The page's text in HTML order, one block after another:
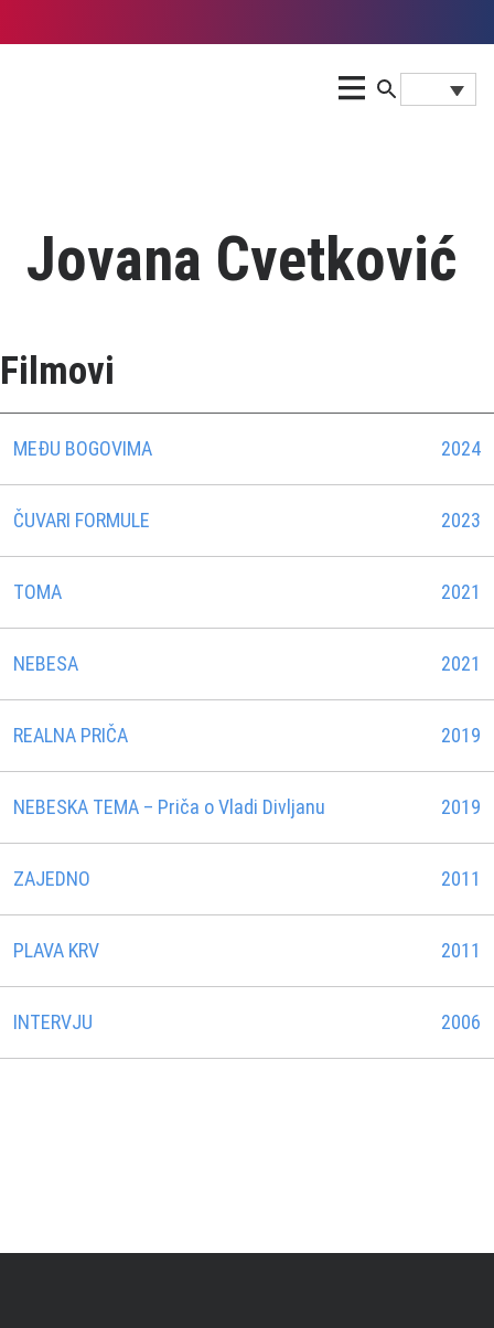
Jovana Cvetković
Filmovi
MEĐU BOGOVIMA 2024
ČUVARI FORMULE 2023
TOMA 2021
NEBESA 2021
REALNA PRIČA 2019
NEBESKA TEMA – Priča o Vladi Divljanu 2019
ZAJEDNO 2011
PLAVA KRV 2011
INTERVJU 2006